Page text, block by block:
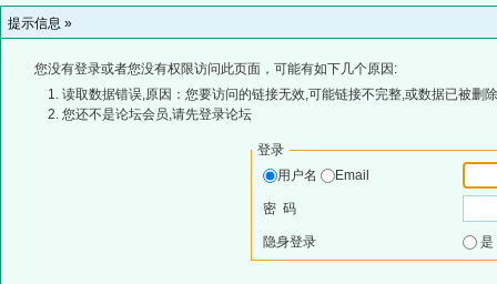
提示信息 »
您没有登录或者您没有权限访问此页面，可能有如下几个原因:
读取数据错误,原因：您要访问的链接无效,可能链接不完整,或数据已被删
您还不是论坛会员,请先登录论坛
登录
用户名
Email
密 码
隐身登录